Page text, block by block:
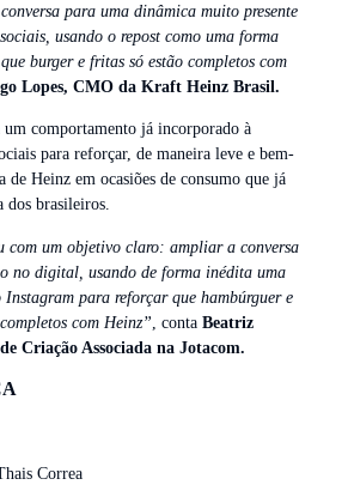
para uma dinâmica muito presente
usando o repost como uma forma
burger e fritas só estão completos com
Lopes, CMO da Kraft Heinz Brasil.
comportamento já incorporado à
para reforçar, de maneira leve e bem-
de Heinz em ocasiões de consumo que já
dos brasileiros.
com um objetivo claro: ampliar a conversa
no digital, usando de forma inédita uma
para reforçar que hambúrguer e
com Heinz” , conta Beatriz
Criação Associada na Jotacom.
Correa